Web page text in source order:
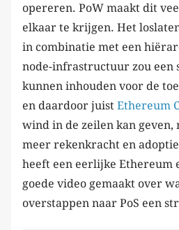
opereren. PoW maakt dit
elkaar te krijgen. Het
in combinatie met een
node-infrastructuur zou een
kunnen inhouden voor de
en daardoor juist Ethereum
wind in de zeilen kan
meer rekenkracht en
heeft een eerlijke Ethereum
goede video gemaakt over
overstappen naar PoS een